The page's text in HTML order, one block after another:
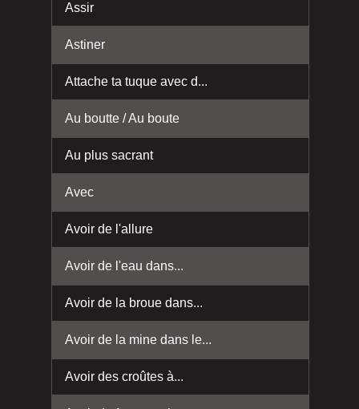
Assir
Astiner
Attache ta tuque avec d...
Au boutte / Au boute
Au plus sacrant
Avec
Avoir de l'allure
Avoir de l'eau dans...
Avoir de la broue dans...
Avoir de la mine dans le...
Avoir des croûtes à...